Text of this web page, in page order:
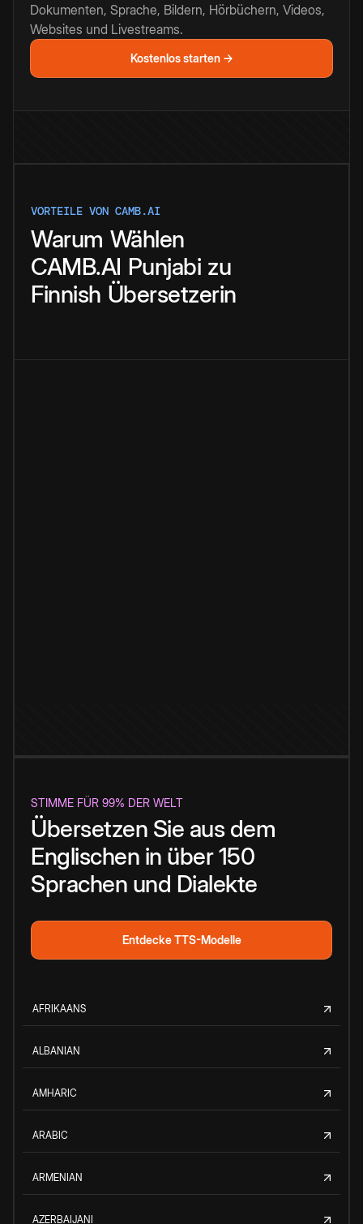
Dokumenten, Sprache, Bildern, Hörbüchern, Videos,
Websites und Livestreams.
Kostenlos starten →
VORTEILE VON CAMB.AI
Warum Wählen
CAMB.AI Punjabi zu
Finnish Übersetzerin
STIMME FÜR 99% DER WELT
Übersetzen Sie aus dem
Englischen in über 150
Sprachen und Dialekte
Entdecke TTS-Modelle
AFRIKAANS
ALBANIAN
AMHARIC
ARABIC
ARMENIAN
AZERBAIJANI